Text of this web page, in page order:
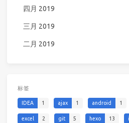
四月 2019
三月 2019
二月 2019
标签
IDEA 1 ajax 1 android 1
excel 2 git 5 hexo 13